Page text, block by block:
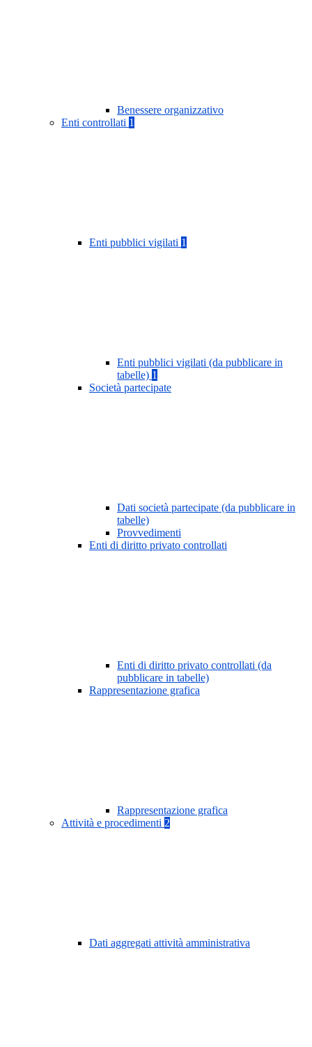
Benessere organizzativo
Enti controllati 1
Enti pubblici vigilati 1
Enti pubblici vigilati (da pubblicare in
tabelle) 1
Società partecipate
Dati società partecipate (da pubblicare in
tabelle)
Provvedimenti
Enti di diritto privato controllati
Enti di diritto privato controllati (da
pubblicare in tabelle)
Rappresentazione grafica
Rappresentazione grafica
Attività e procedimenti 2
Dati aggregati attività amministrativa